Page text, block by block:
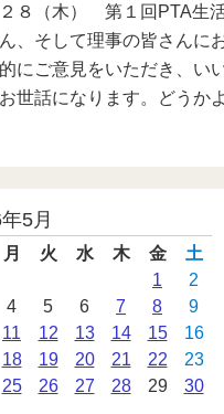
２８（木） 第１回PTA生
、そして理事の皆さんに
にご意見をいただき、い
世話になります。どうか
5月
月 火 水 木 金
土
1
2
4 5 6 7 8
9
11 12 13 14 15
16
18 19 20 21 22
23
25 26 27 28 29
30